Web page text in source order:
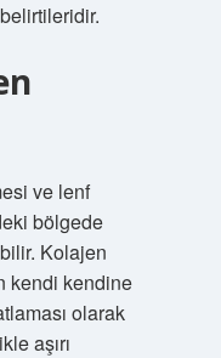
ve lenf
bölgede
Kolajen
kendi kendine
olarak
aşırı